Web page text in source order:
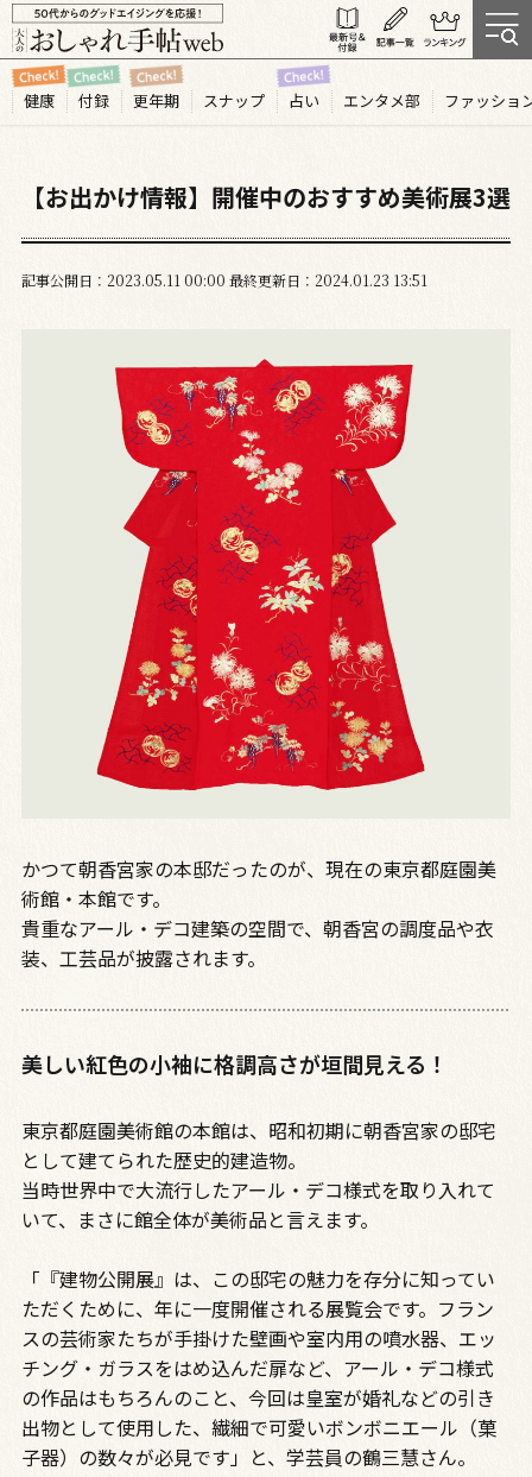
健康 付録 更年期 スナップ 占い エンタメ部 ファッショ
【お出かけ情報】開催中のおすすめ美術展3選
記事公開日 2023.05 11 00:00 最終更新日 2024.01.23 13:51
かつて朝香宮家の本邸だったのが、現在の東京都庭園美
術館・本館です。
貴重なアール・デコ建築の空間で、朝香宮の調度品や衣
装、工芸品が披露されます。
美しい紅色の小袖に格調高さが垣間見える！
東京都庭園美術館の本館は、昭和初期に朝香宮家の邸宅
として建てられた歴史的建造物。
当時世界中で大流行したアール・デコ様式を取り入れて
いて、まさに館全体が美術品と言えます。
「『建物公開展』は、この邸宅の魅力を存分に知ってい
ただくために、年に一度開催される展覧会です。フラン
スの芸術家たちが手掛けた壁画や室内用の噴水器、エッ
チング・ガラスをはめ込んだ扉など、アール・デコ様式
の作品はもちろんのこと、今回は皇室が婚礼などの引き
出物として使用した、繊細で可愛いボンボニエール（菓
子器）の数々が必見です」と、学芸員の鶴三慧さん。